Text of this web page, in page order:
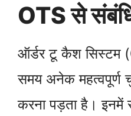
OTS से
ऑर्डर टू कैश सिस्टम
समय अनेक महत्वपूर्ण
करना पड़ता है। इनमें